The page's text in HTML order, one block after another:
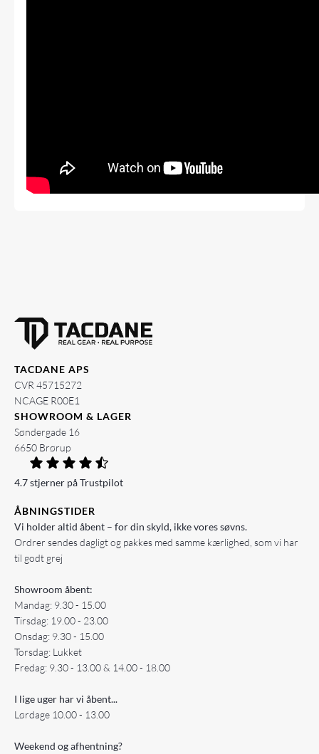
TACDANE APS
CVR 45715272
NCAGE R00E1
SHOWROOM & LAGER
Søndergade 16
6650 Brørup
4.7 stjerner på Trustpilot
ÅBNINGSTIDER
Vi holder altid åbent – for din skyld, ikke vores søvns.
Ordrer sendes dagligt og pakkes med samme kærlighed, som vi har
til godt grej
Showroom åbent:
Mandag: 9.30 - 15.00
Tirsdag: 19.00 - 23.00
Onsdag: 9.30 - 15.00
Torsdag: Lukket
Fredag: 9.30 - 13.00 & 14.00 - 18.00
I lige uger har vi åbent...
Lørdage 10.00 - 13.00
Weekend og afhentning?